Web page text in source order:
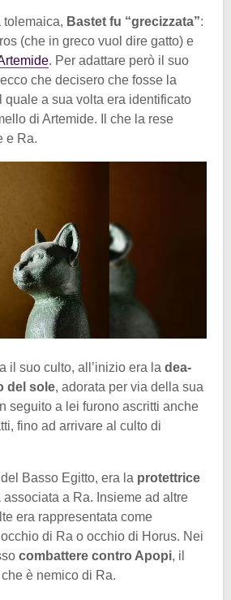
tolemaica, Bastet fu “grecizzata”:
(che in greco vuol dire gatto) e
. Per adattare però il suo
che decisero che fosse la
quale a sua volta era identificato
di Artemide. Il che la rese
e Ra.
il suo culto, all’inizio era la dea-
del sole, adorata per via della sua
seguito a lei furono ascritti anche
fino ad arrivare al culto di
Basso Egitto, era la protettrice
associata a Ra. Insieme ad altre
era rappresentata come
di Ra o occhio di Horus. Nei
combattere contro Apopi, il
è nemico di Ra.